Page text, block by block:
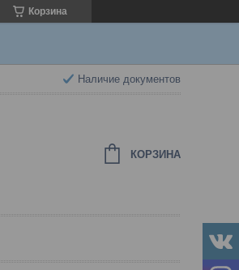
Корзина
Наличие документов
КОРЗИНА